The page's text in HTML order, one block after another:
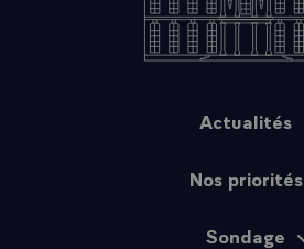
Actualités
Nos priorités
Sondage